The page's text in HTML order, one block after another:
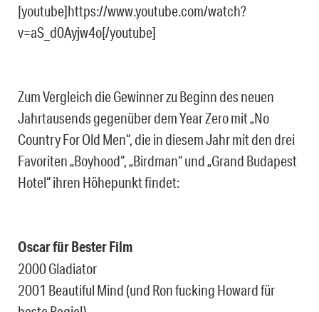
[youtube]https://www.youtube.com/watch?
v=aS_d0Ayjw4o[/youtube]
Zum Vergleich die Gewinner zu Beginn des neuen
Jahrtausends gegenüber dem Year Zero mit „No
Country For Old Men“, die in diesem Jahr mit den drei
Favoriten „Boyhood“, „Birdman“ und „Grand Budapest
Hotel“ ihren Höhepunkt findet:
Oscar für Bester Film
2000 Gladiator
2001 Beautiful Mind (und Ron fucking Howard für